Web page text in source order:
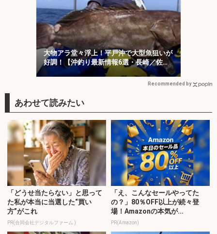
大物アラ堂々浮上！平戸沖で大型魚狙いが
好調！【沖釣り最新情報6選・長崎／佐
Recommended by
「どうせ当たらない」と思って
た私が本当に当選した“買い
方”がこれ
PR(合同会社デジタルファーム )
「え、こんなセールやってた
の？」80％OFF以上が続々登
場！Amazonの本気が...
PR(Amazon)